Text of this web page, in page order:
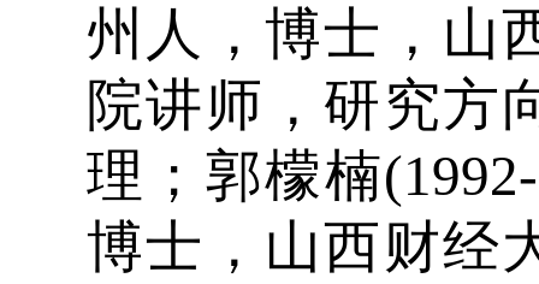
州人，博士，山
院讲师，研究方
理；郭檬楠
博士，山西财经